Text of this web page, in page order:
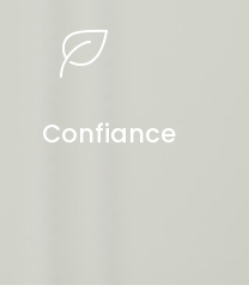
Confiance